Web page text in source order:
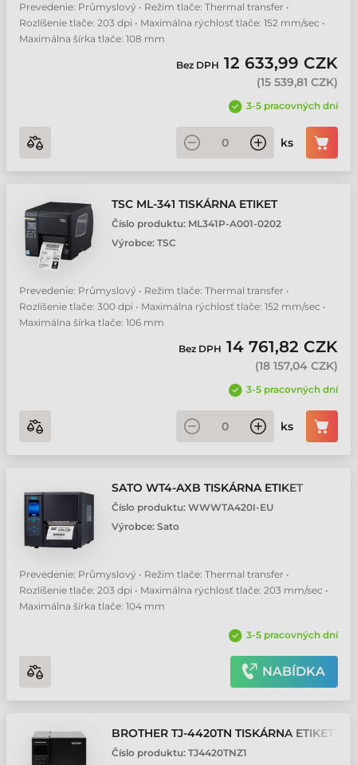
TSC MH341T tiskárna etiket
TSC Printronix Auto ID T8000 tiskárna etiket
Zebra ZT620 tiskárna etiket
Prevedenie: Průmyslový • Režim tlače: Thermal transfer •
Rozlíšenie tlače: 203 dpi • Maximálna rýchlosť tlače: 152 mm/sec •
Maximálna šírka tlače: 108 mm
Bez DPH 12 633,99 CZK
(15 539,81 CZK)
3-5 pracovných dní
ks
TSC ML-341 TISKÁRNA ETIKET
Číslo produktu: ML341P-A001-0202
Výrobce: TSC
Prevedenie: Průmyslový • Režim tlače: Thermal transfer •
Rozlíšenie tlače: 300 dpi • Maximálna rýchlosť tlače: 152 mm/sec •
Maximálna šírka tlače: 106 mm
Bez DPH 14 761,82 CZK
(18 157,04 CZK)
3-5 pracovných dní
ks
SATO WT4-AXB TISKÁRNA ETIKET
Číslo produktu: WWWTA420I-EU
Výrobce: Sato
Prevedenie: Průmyslový • Režim tlače: Thermal transfer •
Rozlíšenie tlače: 203 dpi • Maximálna rýchlosť tlače: 203 mm/sec •
Maximálna šírka tlače: 104 mm
3-5 pracovných dní
NABÍDKA
BROTHER TJ-4420TN TISKÁRNA ETIKET
Číslo produktu: TJ4420TNZ1